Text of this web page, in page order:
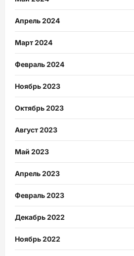
Апрель 2024
Март 2024
Февраль 2024
Ноябрь 2023
Октябрь 2023
Август 2023
Май 2023
Апрель 2023
Февраль 2023
Декабрь 2022
Ноябрь 2022